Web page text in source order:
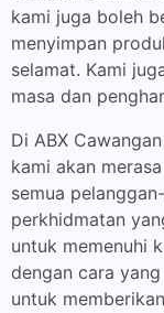
kami juga boleh
menyimpan
selamat. Kami
masa dan
Di ABX
kami akan
semua
perkhidmatan
untuk memenuhi
dengan cara
untuk